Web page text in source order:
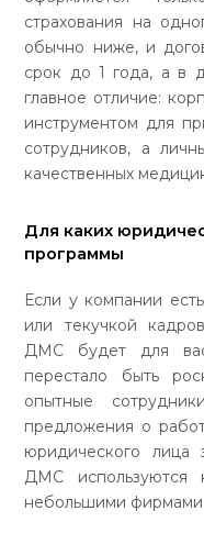
страхования на
обычно ниже, и
срок до 1 года, а в
главное отличие:
инструментом для
сотрудников, а
качественных
Для каких
программы
Если у компании
или текучкой
ДМС будет для
перестало быть
опытные
предложения о
юридического лица
ДМС используются
небольшими фирмами